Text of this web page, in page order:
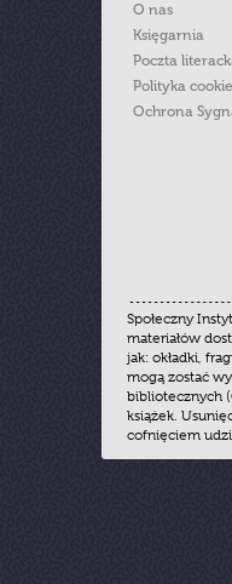
O nas
Księgarnia
Poczta
Polityka
Ochrona
Społeczny
materiałów
jak: okładki,
mogą zostać
bibliotecznych
książek.
cofnięciem